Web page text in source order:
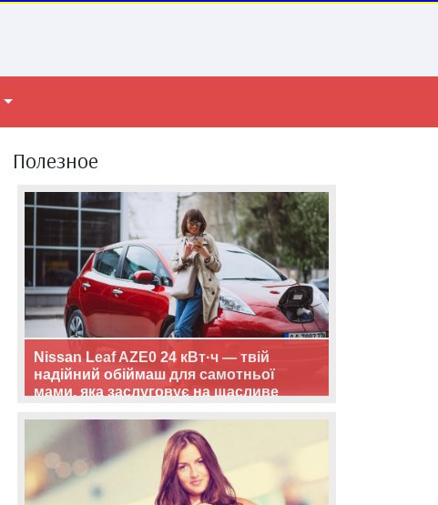
Полезное
Nissan Leaf AZE0 24 кВт·ч — твій
надійний обіймаш для самотньої
мами, яка заслуговує на щасливе